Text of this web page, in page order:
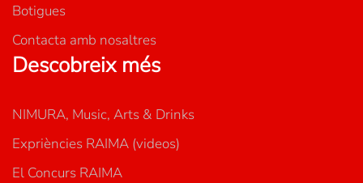
Botigues
Contacta amb nosaltres
Descobreix més
NIMURA, Music, Arts & Drinks
Expriències RAIMA (videos)
El Concurs RAIMA